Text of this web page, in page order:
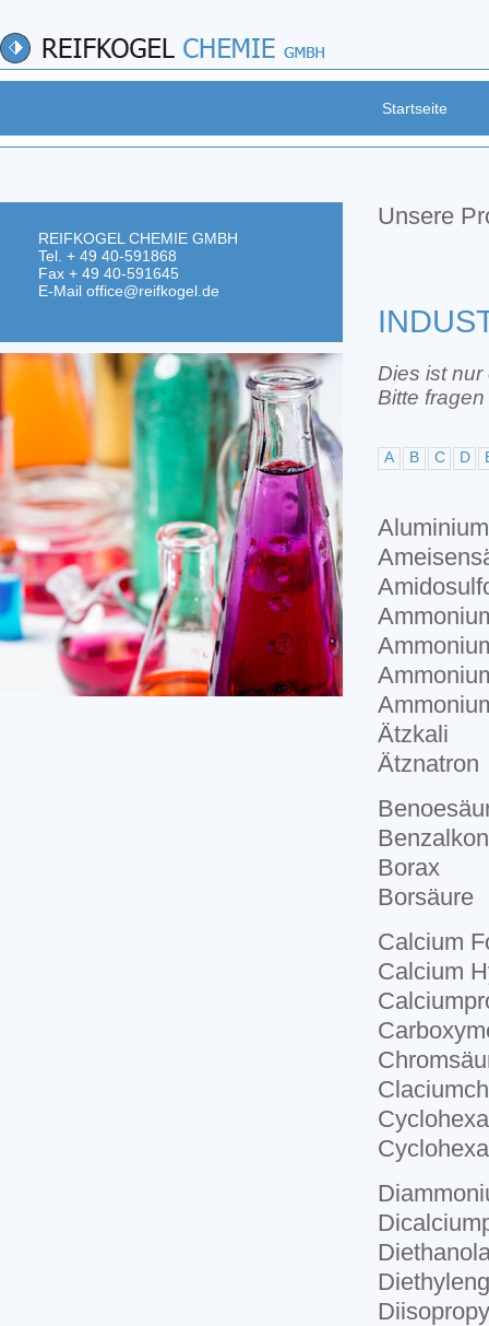
Startseite
Unsere
Dies ist
Bitte
A B C D
Ätzkali
Ätznatron
Borax
Borsäure
Calcium
Calcium
REIFKOGEL CHEMIE GMBH
Tel. + 49 40-591868
Fax + 49 40-591645
E-Mail office@reifkogel.de